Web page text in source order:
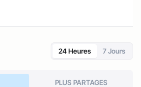
24 Heures 7 Jours
PLUS PARTAGES